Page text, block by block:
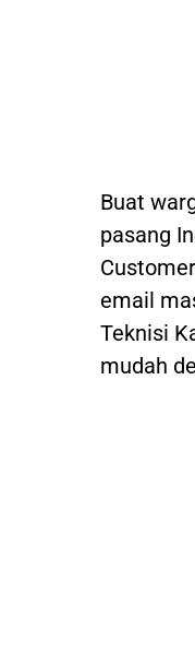
Buat
pasang
email
Teknisi
mudah